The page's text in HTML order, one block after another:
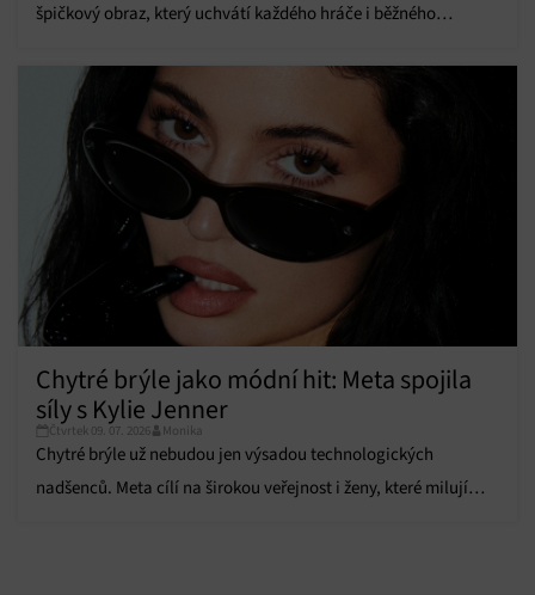
informací.
Zajištění bezpečnosti, předcházení a zjišťování
podvodů a odstraňování chyb, Poskytování a
zobrazování reklamy a obsahu, Ukládání a sdělování
voleb ochrany osobních údajů.
špičkový obraz, který uchvátí každého hráče i běžného
Chytré brýle jako módní hit: Meta spojila
síly s Kylie Jenner
Čtvrtek 09. 07. 2026 Monika
Chytré brýle už nebudou jen výsadou technologických
nadšenců. Meta cílí na širokou veřejnost i ženy, které milují